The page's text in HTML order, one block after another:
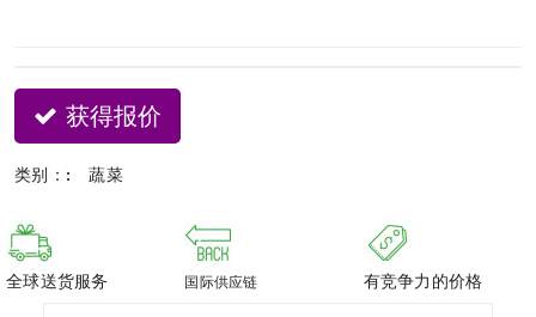
获得报价
类别：: 蔬菜
全球送货服务 国际供应链 有竞争力的价格